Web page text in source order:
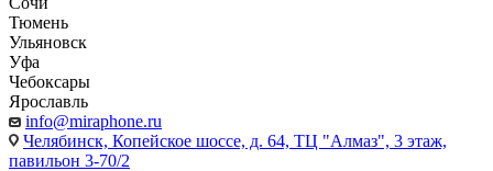
Тюмень
Ульяновск
Уфа
Чебоксары
Ярославль
info@miraphone.ru
Челябинск, Копейское шоссе, д. 64, ТЦ "Алмаз", 3 этаж,
павильон 3-70/2